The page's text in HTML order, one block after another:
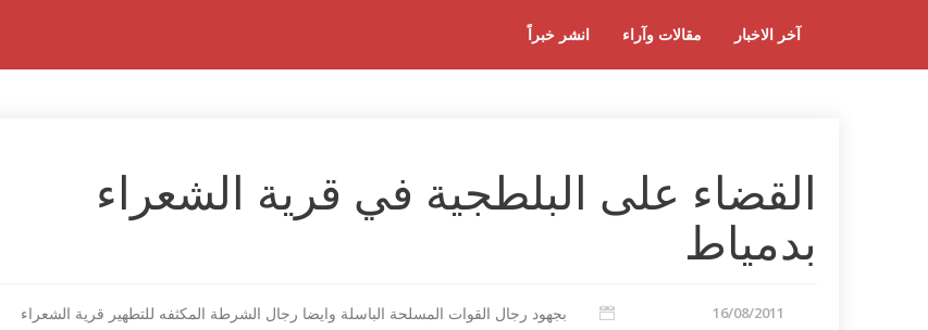
انشر خبراً مقالات وآراء آخر الاخبار
القضاء على البلطجية في قرية الشعراء
بدمياط
16/08/2011
بجهود رجال القوات المسلحة الباسلة وايضا رجال الشرطة المكثفه للتطهير قرية الشعراء